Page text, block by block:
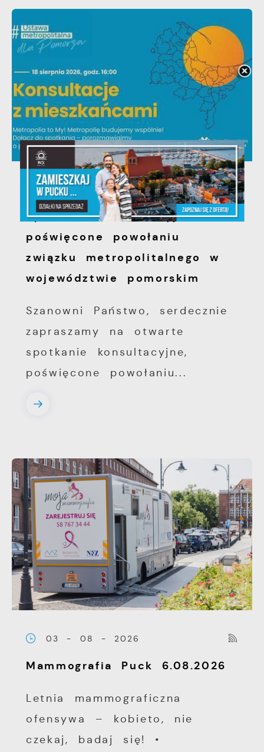
06 - 08 - 2026
Spotkanie konsultacyjne
poświęcone powołaniu
związku metropolitalnego w
województwie pomorskim
Szanowni Państwo, serdecznie
zapraszamy na otwarte
spotkanie konsultacyjne,
poświęcone powołaniu...
03 - 08 - 2026
Mammografia Puck 6.08.2026
Letnia mammograficzna
ofensywa – kobieto, nie
czekaj, badaj się! •